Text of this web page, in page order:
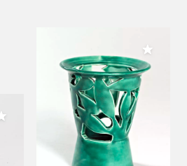
Meiner Sammlung hinzufügen
Meiner